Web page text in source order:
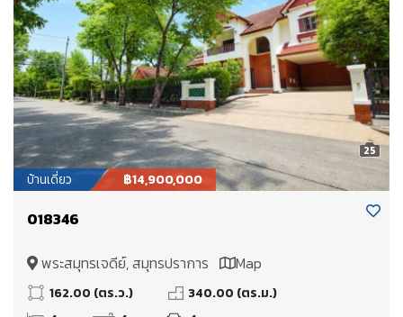
25
บ้านเดี่ยว ฿14,900,000
018346
พระสมุทรเจดีย์, สมุทรปราการ Map
162.00 (ตร.ว.)
340.00 (ตร.ม.)